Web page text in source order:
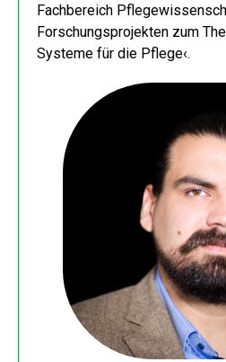
Fachbereich
Forschungsprojekten zum
Systeme für die Pflege‹.